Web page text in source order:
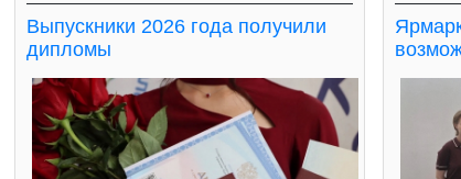
Выпускники 2026 года получили
дипломы